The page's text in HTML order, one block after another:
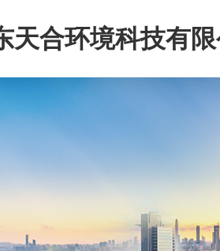
天合环境科技有